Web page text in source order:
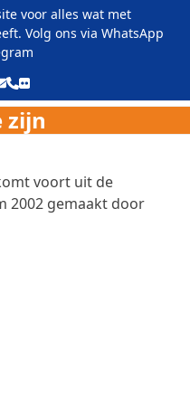
voor alles wat met
Volg ons via WhatsApp
Phone
Flickr
zijn
voort uit de
2002 gemaakt door